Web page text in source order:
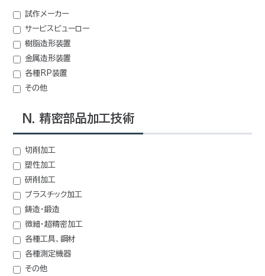
試作メーカー
サービスビューロー
樹脂造形装置
金属造形装置
各種RP装置
その他
N. 精密部品加工技術
切削加工
塑性加工
研削加工
プラスチック加工
鋳造・鍛造
微細・超精密加工
各種工具、鋼材
各種測定機器
その他